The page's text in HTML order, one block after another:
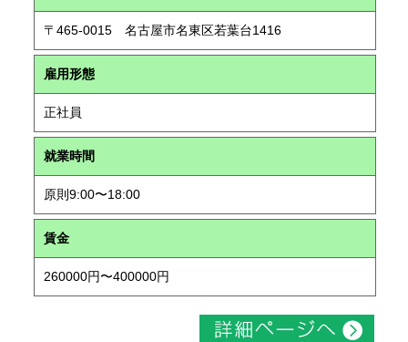
〒465-0015 名古屋市名東区若葉台1416
雇用形態
正社員
就業時間
原則9:00〜18:00
賃金
260000円〜400000円